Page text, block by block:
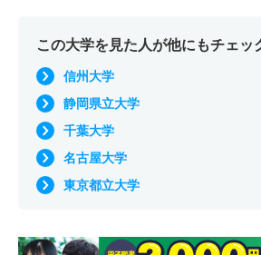
この大学を見た人が他にもチェッ
信州大学
静岡県立大学
千葉大学
名古屋大学
東京都立大学